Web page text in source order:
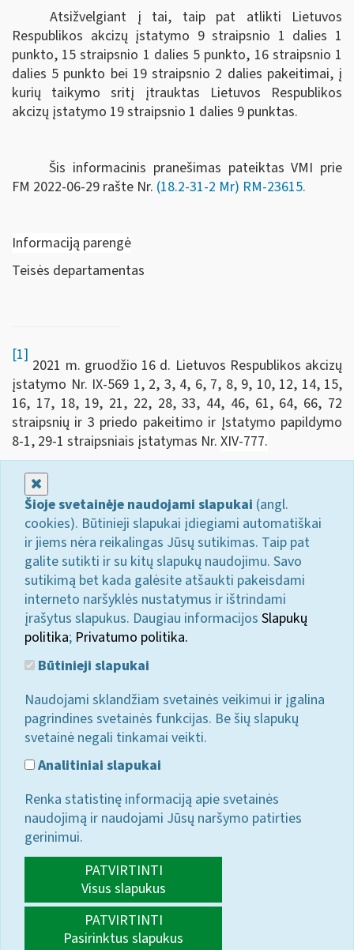
Atsižvelgiant į tai, taip pat atlikti Lietuvos
Respublikos akcizų įstatymo 9 straipsnio 1 dalies 1
punkto, 15 straipsnio 1 dalies 5 punkto, 16 straipsnio 1
dalies 5 punkto bei 19 straipsnio 2 dalies pakeitimai, į
kurių taikymo sritį įtrauktas Lietuvos Respublikos
akcizų įstatymo 19 straipsnio 1 dalies 9 punktas.
Šis informacinis pranešimas pateiktas VMI prie
FM 2022-06-29 rašte Nr. (18.2-31-2 Mr) RM-23615.
Informaciją parengė
Teisės departamentas
[1]
2021 m. gruodžio 16 d. Lietuvos Respublikos akcizų
įstatymo Nr. IX-569 1, 2, 3, 4, 6, 7, 8, 9, 10, 12, 14, 15,
16, 17, 18, 19, 21, 22, 28, 33, 44, 46, 61, 64, 66, 72
straipsnių ir 3 priedo pakeitimo ir Įstatymo papildymo
8-1, 29-1 straipsniais įstatymas Nr. XIV-777.
Šioje svetainėje naudojami slapukai (angl.
cookies). Būtinieji slapukai įdiegiami automatiškai
ir jiems nėra reikalingas Jūsų sutikimas. Taip pat
galite sutikti ir su kitų slapukų naudojimu. Savo
sutikimą bet kada galėsite atšaukti pakeisdami
interneto naršyklės nustatymus ir ištrindami
įrašytus slapukus. Daugiau informacijos Slapukų
politika; Privatumo politika.
Būtinieji slapukai
Naudojami sklandžiam svetainės veikimui ir įgalina
pagrindines svetainės funkcijas. Be šių slapukų
svetainė negali tinkamai veikti.
Analitiniai slapukai
Renka statistinę informaciją apie svetainės
naudojimą ir naudojami Jūsų naršymo patirties
gerinimui.
PATVIRTINTI
Visus slapukus
PATVIRTINTI
Pasirinktus slapukus